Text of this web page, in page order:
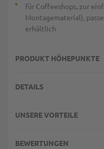
für Coffeeshops, zur
Montagematerial),
erhältlich
PRODUKT HÖHEPUNKTE
DETAILS
UNSERE VORTEILE
BEWERTUNGEN